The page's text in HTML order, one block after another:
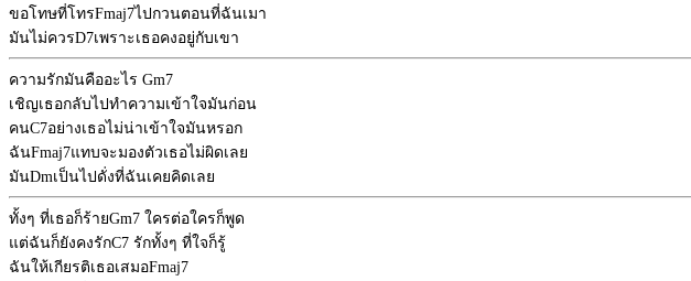
ขอโทษที่โทรFmaj7ไปกวนตอนที่ฉันเมา
มันไม่ควรD7เพราะเธอคงอยู่กับเขา
ความรักมันคืออะไร Gm7
เชิญเธอกลับไปทำความเข้าใจมันก่อน
คนC7อย่างเธอไม่น่าเข้าใจมันหรอก
ฉันFmaj7แทบจะมองตัวเธอไม่ผิดเลย
มันDmเป็นไปดั่งที่ฉันเคยคิดเลย
ทั้งๆ ที่เธอก็ร้ายGm7 ใครต่อใครก็พูด
แต่ฉันก็ยังคงรักC7 รักทั้งๆ ที่ใจก็รู้
ฉันให้เกียรติเธอเสมอFmaj7